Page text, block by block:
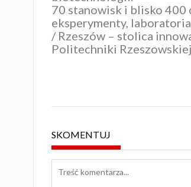
70 stanowisk i blisko 400
eksperymenty,
/ Rzeszów – stolica
Politechniki Rzeszowskiej
SKOMENTUJ